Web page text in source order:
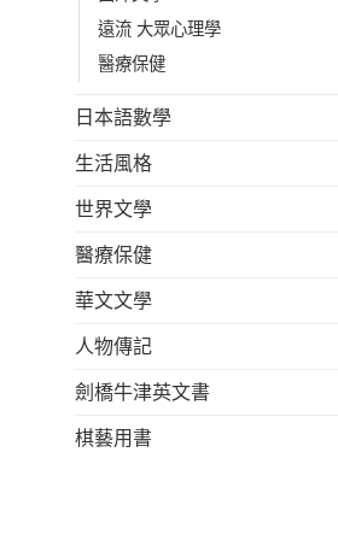
遠流 大眾心理學
醫療保健
日本語數學
生活風格
世界文學
醫療保健
華文文學
人物傳記
劍橋牛津英文書
棋藝用書